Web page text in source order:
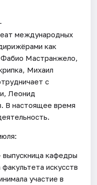
международных
как
Мастранжело,
Михаил
с
Леонид
В настоящее время
выпускница кафедры
факультета искусств
участие в